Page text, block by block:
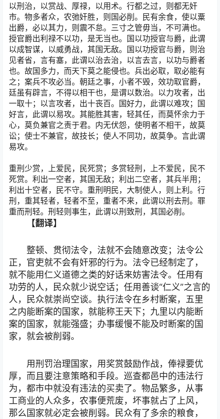
以刑治，以赏战、厚禄，以用术。行都之过，则都无奸
市。物多者众，农弛奸胜，则国必削。民有余食，使以粟
出爵，必以其力，则震不怠。三寸之管毋当，不可满也。
授官爵出利禄不以功，是无当也。国以功授官与爵，此谓
以成智谋，以威勇战，其国无敌。国以功授官与爵，则治
见者省，言有塞，此谓以治去治，以言去言，以功与爵者
也。故国多力，而天下莫之能侵也。兵出必取，取必能有
之；案兵不攻必当。朝廷之事，小者不毁，效功取官爵，
廷虽有辟言，不得以相干也，是谓以数治。以力攻者，出
一取十；以言攻者，出十丧百。国好力，此谓以难攻；国
好言，此谓以易攻。其能胜其害，轻其任，而莫怀余力于
心，莫负兼官之责于君。内无伏怨，使明者不相干，故莫
讼；使士不兼官，故技长；使人不同功，故莫争。言此谓
易攻。
重刑少赏，上爱民，民死赏；多赏轻刑，上不爱民，民不
死赏。利出一空者，其国无敌；利出二空者，其兵半用；
利出十空者，民不守。重刑明民，大制使人，则上利。行
刑，重其轻者，轻者不至，重者不来，此谓以刑去刑。罪
重而刑轻。刑轻则事生，此谓以刑致刑，其国必削。
【翻译】
整顿、贯彻法令，法就不会随意改变；法令公
正，官吏就不会有奸邪的行为。法令已经制定了，
就不能用仁义道德之类的好话来妨害法令。任用有
功劳的人，民众就少说空话；任用善谈“仁义”之言的
人，民众就崇尚空谈。执行法令在乡村断案，五里
之内能断案的国家，就能称王天下；九里以内能断
案的国家，就能强盛；办事缓慢不能及时断案的国
家，就会被削弱。
用刑罚治理国家，用奖赏鼓励作战，俸禄要优
厚，而且要注意策略和手段。巡查都邑中的违法行
为，都市中就没有违法的买卖了。物品繁多，从事
工商业的人众多，农事便荒废，坏事就占了上风，
那么国家就必定会被削弱。民众有了多余的粮食，